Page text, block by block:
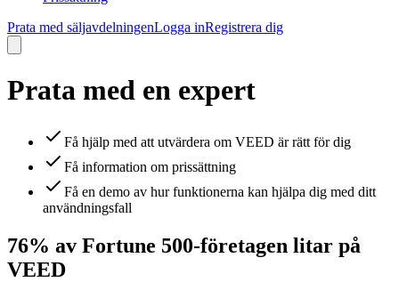
Prata med säljavdelningenLogga inRegistrera dig
Prata med en expert
Få hjälp med att utvärdera om VEED är rätt för dig
Få information om prissättning
Få en demo av hur funktionerna kan hjälpa dig med ditt
användningsfall
76% av Fortune 500-företagen litar på
VEED